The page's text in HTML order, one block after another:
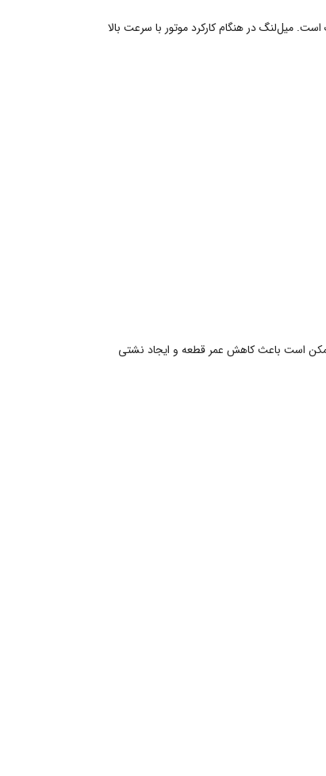
میل‌لنگ در هنگام کارکرد موتور با سرعت بالا
ممکن است باعث کاهش عمر قطعه و ایجاد نشتی